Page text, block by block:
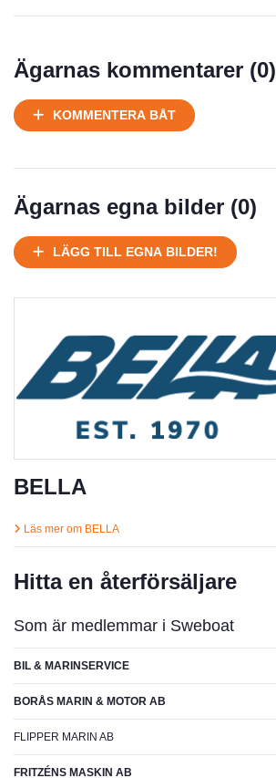
Ägarnas kommentarer (0)
KOMMENTERA BÅT
Ägarnas egna bilder (0)
LÄGG TILL EGNA BILDER!
BELLA
Läs mer om BELLA
Hitta en återförsäljare
Som är medlemmar i Sweboat
BIL & MARINSERVICE
BORÅS MARIN & MOTOR AB
FLIPPER MARIN AB
FRITZÉNS MASKIN AB